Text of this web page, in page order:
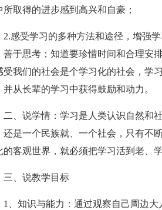
所取得的进步感到高兴和自豪；
2.感受学习的多种方法和途径，增强
善于思考；知道要珍惜时间和合理安
受我们的社会是个学习化的社会，学
并从长辈的学习中获得鼓励和动力。
二、说学情：学习是人类认识自然和
还是一个民族就、一个社会，只有不
的客观世界，就必须把学习活到老、
三、说教学目标
1、知识与能力：通过观察自己周边